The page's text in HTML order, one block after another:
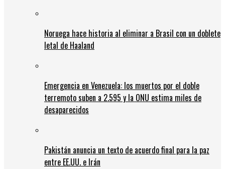
Noruega hace historia al eliminar a Brasil con un doblete
letal de Haaland
Emergencia en Venezuela: los muertos por el doble
terremoto suben a 2.595 y la ONU estima miles de
desaparecidos
Pakistán anuncia un texto de acuerdo final para la paz
entre EE.UU. e Irán